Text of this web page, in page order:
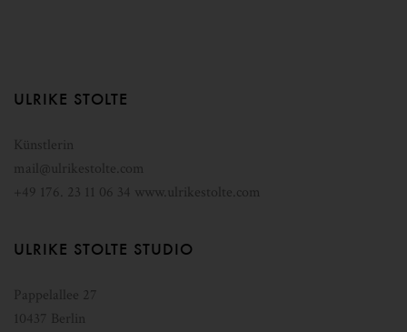
ULRIKE STOLTE
Künstlerin
mail@ulrikestolte.com
+49 176. 23 11 06 34 www.ulrikestolte.com
ULRIKE STOLTE STUDIO
Pappelallee 27
10437 Berlin